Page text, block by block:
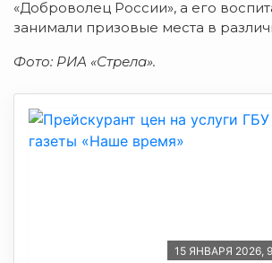
«Доброволец России», а его
занимали призовые места в
Фото: РИА «Стрела».
15 ЯНВАРЯ 2026,